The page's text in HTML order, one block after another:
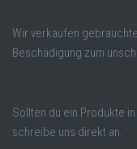
Wir verkaufen
Beschädigung zum
Sollten du ein Produkte
schreibe uns direkt an.